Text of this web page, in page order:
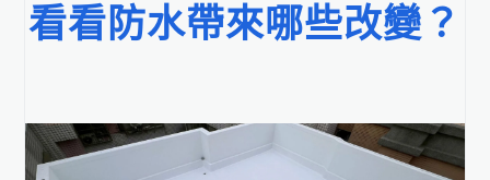
看看防水帶來哪些改變？​